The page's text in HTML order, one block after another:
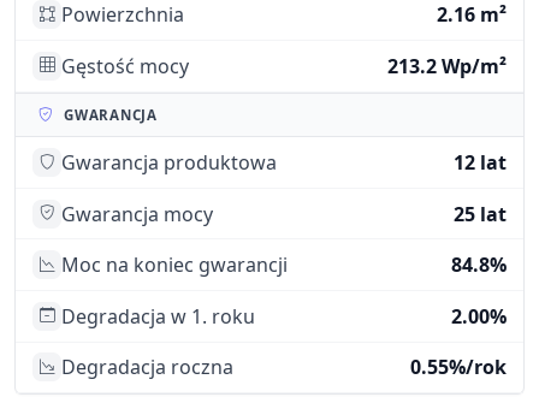
Powierzchnia
2.16 m²
Gęstość mocy
213.2 Wp/m²
GWARANCJA
Gwarancja produktowa
12 lat
Gwarancja mocy
25 lat
Moc na koniec gwarancji
84.8%
Degradacja w 1. roku
2.00%
Degradacja roczna
0.55%/rok